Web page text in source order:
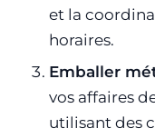
et la
horaires.
Emballer
vos affaires
utilisant des